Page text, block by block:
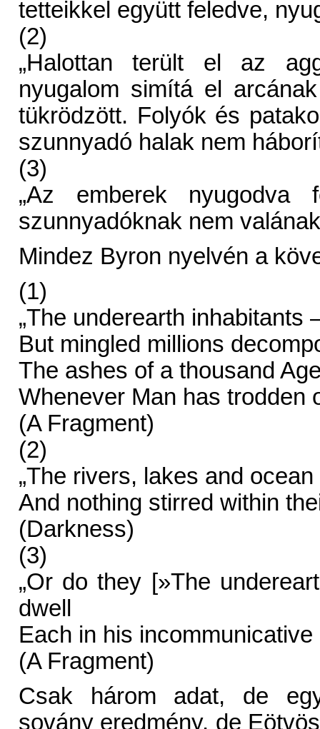
tetteikkel együtt feledve,
(2)
„Halottan terült el az
nyugalom simítá el
tükrödzött. Folyók és
szunnyadó halak nem
(3)
„Az emberek
szunnyadóknak nem
Mindez Byron nyelvén a
(1)
„The underearth inhabitants
But mingled millions
The ashes of a thousand
Whenever Man has trodden
(A Fragment)
(2)
„The rivers, lakes and
And nothing stirred within
(Darkness)
(3)
„Or do they [»The
dwell
Each in his incommunicative
(A Fragment)
Csak három adat, de
sovány eredmény, de